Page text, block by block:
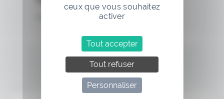
Mot de passe oublié
ceux que vous souhaitez
activer
Tout accepter
Tout refuser
Personnaliser